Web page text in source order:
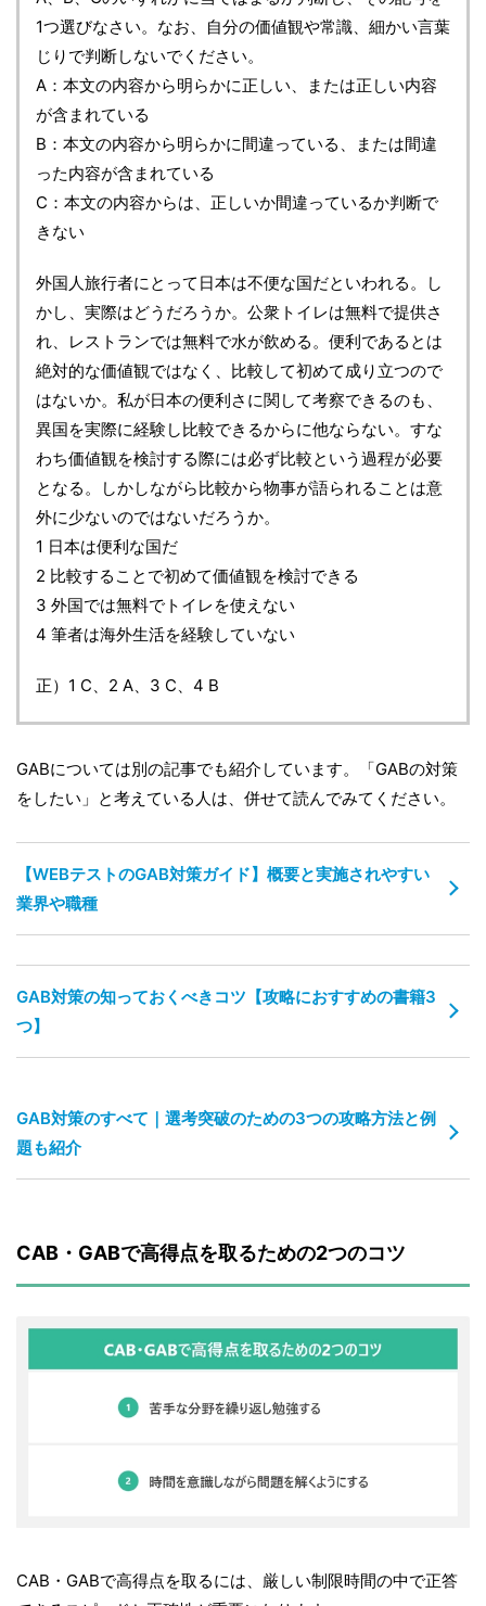
1つ選びなさい。なお、自分の価値観や常識、細かい言葉
じりで判断しないでください。
A：本文の内容から明らかに正しい、または正しい内容
が含まれている
B：本文の内容から明らかに間違っている、または間違
った内容が含まれている
C：本文の内容からは、正しいか間違っているか判断で
きない
外国人旅行者にとって日本は不便な国だといわれる。し
かし、実際はどうだろうか。公衆トイレは無料で提供さ
れ、レストランでは無料で水が飲める。便利であるとは
絶対的な価値観ではなく、比較して初めて成り立つので
はないか。私が日本の便利さに関して考察できるのも、
異国を実際に経験し比較できるからに他ならない。すな
わち価値観を検討する際には必ず比較という過程が必要
となる。しかしながら比較から物事が語られることは意
外に少ないのではないだろうか。
1 日本は便利な国だ
2 比較することで初めて価値観を検討できる
3 外国では無料でトイレを使えない
4 筆者は海外生活を経験していない
正）1 C、2 A、3 C、4 B
GABについては別の記事でも紹介しています。「GABの対策
をしたい」と考えている人は、併せて読んでみてください。
【WEBテストのGAB対策ガイド】概要と実施されやすい
業界や職種
GAB対策の知っておくべきコツ【攻略におすすめの書籍3
つ】
GAB対策のすべて｜選考突破のための3つの攻略方法と例
題も紹介
CAB・GABで高得点を取るための2つのコツ
CAB・GABで高得点を取るには、厳しい制限時間の中で正答